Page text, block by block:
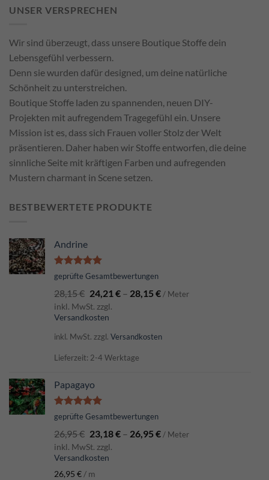
UNSER VERSPRECHEN
Wir sind überzeugt, dass unsere Boutique Stoffe dein
Lebensgefühl verbessern.
Denn sie wurden dafür designed, um deine natürliche
Schönheit zu unterstreichen.
Boutique Stoffe laden zu spannenden, neuen DIY-
Projekten mit aufregendem Tragegefühl ein. Unsere
Mission ist es, dass sich Frauen voller Stolz der Welt
präsentieren. Daher haben wir Stoffe entworfen, die deine
sinnliche Seite mit kräftigen Farben und aufregenden
Mustern charmant in Scene setzen.
BESTBEWERTETE PRODUKTE
Andrine
Bewertet
von 5
geprüfte Gesamtbewertungen
28,15€ 24,21 €– 28,15€ / Meter
inkl. MwSt. zzgl.
Versandkosten
inkl. MwSt. zzgl. Versandkosten
Lieferzeit: 2-4 Werktage
Papagayo
Bewertet
von 5
geprüfte Gesamtbewertungen
26,95€ 23,18€– 26,95€ / Meter
inkl. MwSt. zzgl.
Versandkosten
26,95 € / m